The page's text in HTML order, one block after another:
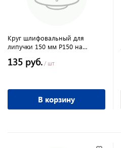
Круг шлифовальный для
липучки 150 мм Р150 на
MATRIX
135 руб. / шт
В корзину